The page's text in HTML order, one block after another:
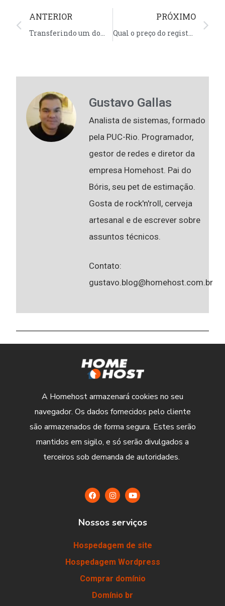
ANTERIOR
Transferindo um domínio para outra empresa
PRÓXIMO
Qual o preço do registro de domínio ?
Gustavo Gallas
Analista de sistemas, formado
pela PUC-Rio. Programador,
gestor de redes e diretor da
empresa Homehost. Pai do
Bóris, seu pet de estimação.
Gosta de rock'n'roll, cerveja
artesanal e de escrever sobre
assuntos técnicos.
Contato:
gustavo.blog@homehost.com.br
A Homehost armazenará cookies no seu
navegador. Os dados fornecidos pelo cliente
são armazenados de forma segura. Estes serão
mantidos em sigilo, e só serão divulgados a
terceiros sob demanda de autoridades.
Nossos serviços
Hospedagem de site
Hospedagem Wordpress
Comprar domínio
Domínio br